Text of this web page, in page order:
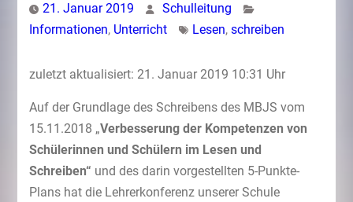
21. Januar 2019
Schulleitung
Informationen, Unterricht Lesen, schreiben
zuletzt aktualisiert: 21. Januar 2019 10:31 Uhr
Auf der Grundlage des Schreibens des MBJS vom
15.11.2018 „Verbesserung der Kompetenzen von
Schülerinnen und Schülern im Lesen und
Schreiben“ und des darin vorgestellten 5-Punkte-
Plans hat die Lehrerkonferenz unserer Schule